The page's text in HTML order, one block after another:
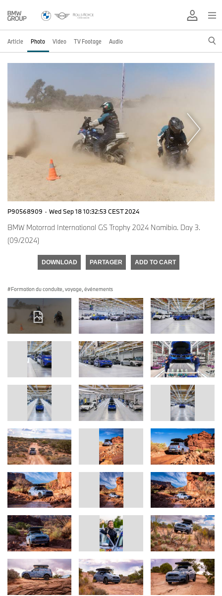
Article Photo Video TV Footage Audio
P90568909 · Wed Sep 18 10:32:53 CEST 2024
BMW Motorrad International GS Trophy 2024 Namibia. Day 3.
(09/2024)
DOWNLOAD PARTAGER ADD TO CART
Formation du conduite, voyage, événements